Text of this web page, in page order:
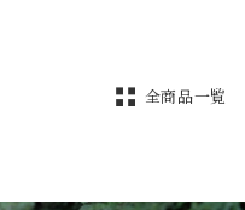
全商品一覧